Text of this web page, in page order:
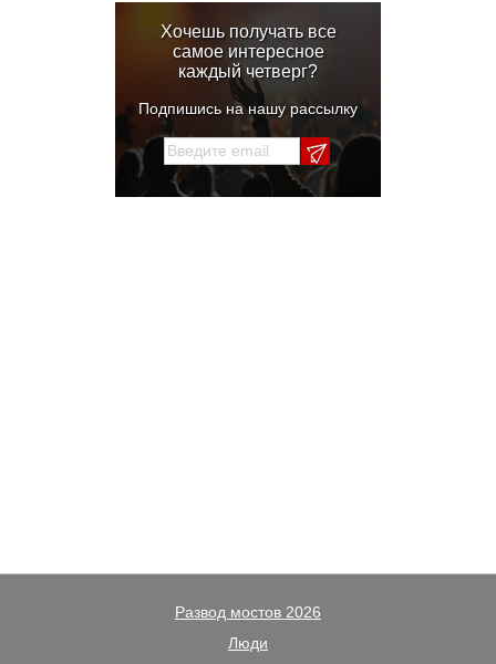
Хочешь получать все
самое интересное
каждый четверг?
Подпишись на нашу рассылку
Развод мостов 2026
Люди